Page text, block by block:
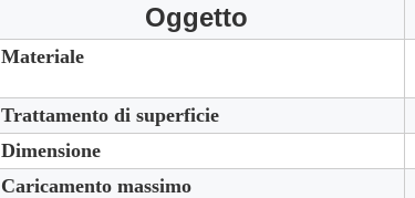
Oggetto
Materiale
Trattamento di superficie
Dimensione
Caricamento massimo